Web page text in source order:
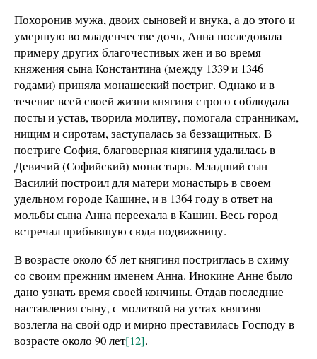
Похоронив мужа, двоих сыновей и внука, а до этого и
умершую во младенчестве дочь, Анна последовала
примеру других благочестивых жен и во время
княжения сына Константина (между 1339 и 1346
годами) приняла монашеский постриг. Однако и в
течение всей своей жизни княгиня строго соблюдала
посты и устав, творила молитву, помогала странникам,
нищим и сиротам, заступалась за беззащитных. В
постриге София, благоверная княгиня удалилась в
Девичий (Софийский) монастырь. Младший сын
Василий построил для матери монастырь в своем
удельном городе Кашине, и в 1364 году в ответ на
мольбы сына Анна переехала в Кашин. Весь город
встречал прибывшую сюда подвижницу.
В возрасте около 65 лет княгиня постриглась в схиму
со своим прежним именем Анна. Инокине Анне было
дано узнать время своей кончины. Отдав последние
наставления сыну, с молитвой на устах княгиня
возлегла на свой одр и мирно преставилась Господу в
возрасте около 90 лет[12].